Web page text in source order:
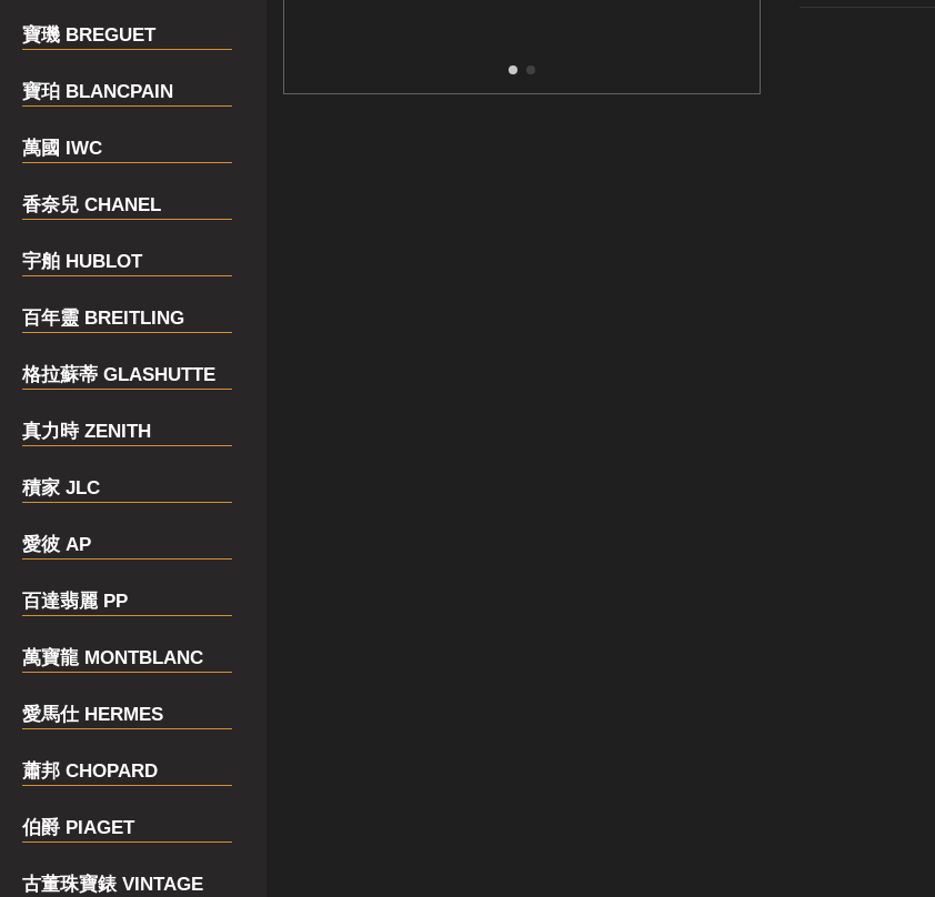
寶璣 BREGUET
寶珀 BLANCPAIN
萬國 IWC
香奈兒 CHANEL
宇舶 HUBLOT
百年靈 BREITLING
格拉蘇蒂 GLASHUTTE
真力時 ZENITH
積家 JLC
愛彼 AP
百達翡麗 PP
萬寶龍 MONTBLANC
愛馬仕 HERMES
蕭邦 CHOPARD
伯爵 PIAGET
古董珠寶錶 VINTAGE